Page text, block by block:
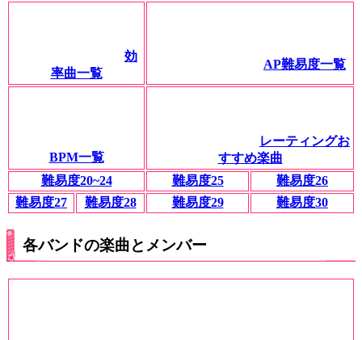
効
率曲一覧
AP難易度一覧
BPM一覧
レーティングお
すすめ楽曲
難易度20~24
難易度25
難易度26
難易度27
難易度28 難易度29 難易度30
各バンドの楽曲とメンバー